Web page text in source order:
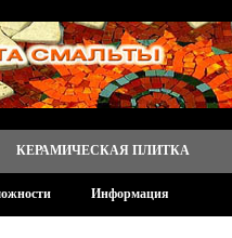
КЕРАМИЧЕСКАЯ ПЛИТКА
Информация